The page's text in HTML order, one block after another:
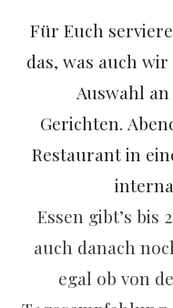
Für Euch
das, was auch
Auswahl
Gerichten.
Restaurant in
Essen gibt’s bis
auch danach
egal ob von